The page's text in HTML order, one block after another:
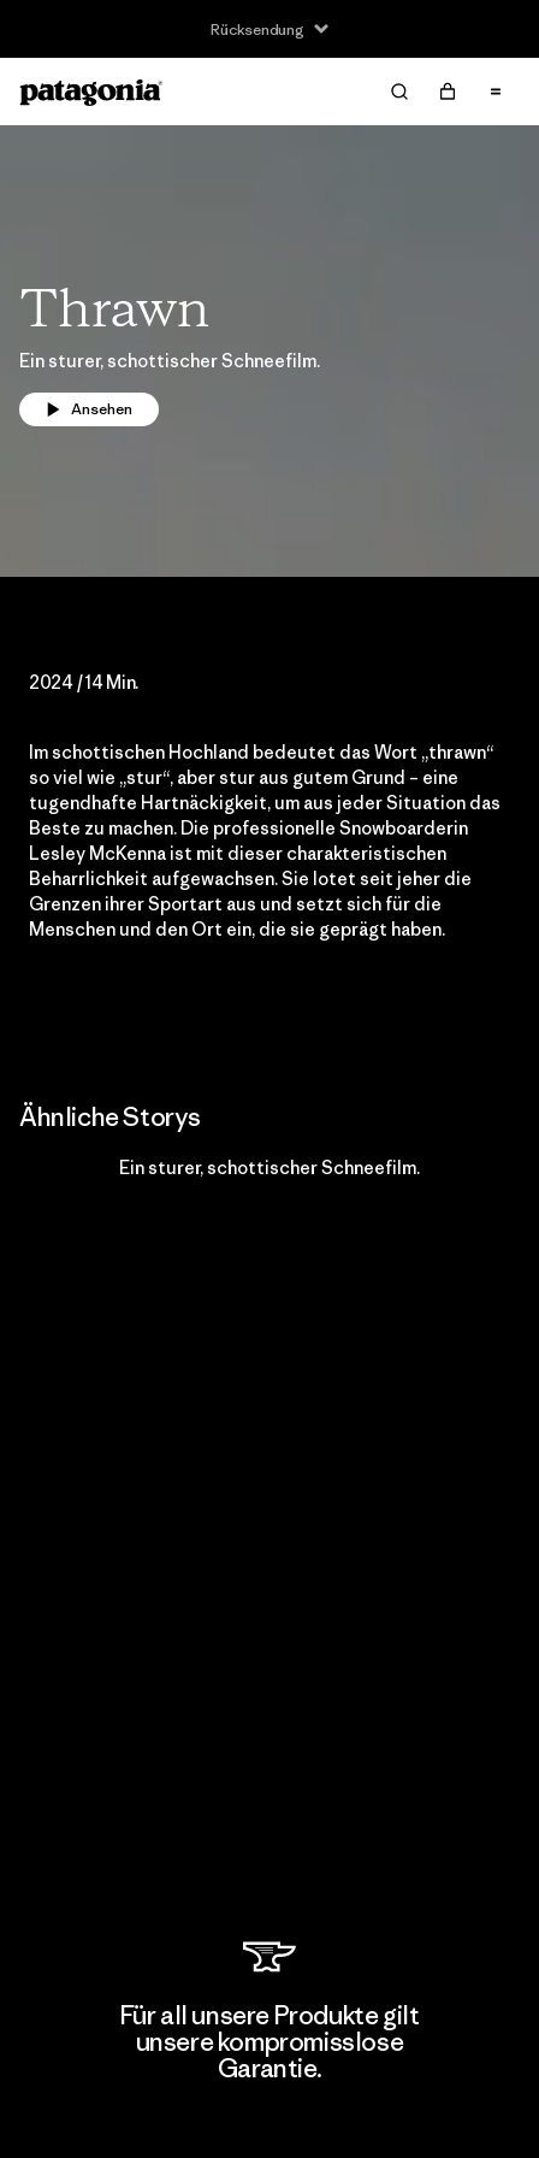
Rücksendung
Thrawn
Ein sturer, schottischer Schneefilm.
Ansehen
2024 / 14 Min.
Im schottischen Hochland bedeutet das Wort „thrawn“
so viel wie „stur“, aber stur aus gutem Grund – eine
tugendhafte Hartnäckigkeit, um aus jeder Situation das
Beste zu machen. Die professionelle Snowboarderin
Lesley McKenna ist mit dieser charakteristischen
Beharrlichkeit aufgewachsen. Sie lotet seit jeher die
Grenzen ihrer Sportart aus und setzt sich für die
Menschen und den Ort ein, die sie geprägt haben.
Ähnliche Storys
Ein sturer, schottischer Schneefilm.
Für all unsere Produkte gilt
unsere kompromisslose
Garantie.